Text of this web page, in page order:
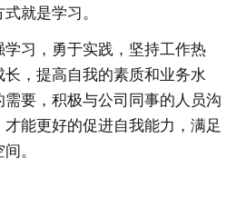
就是学习。
学习，勇于实践，坚持工作热
，提高自我的素质和业务水
要，积极与公司同事的人员沟
能更好的促进自我能力，满足
。